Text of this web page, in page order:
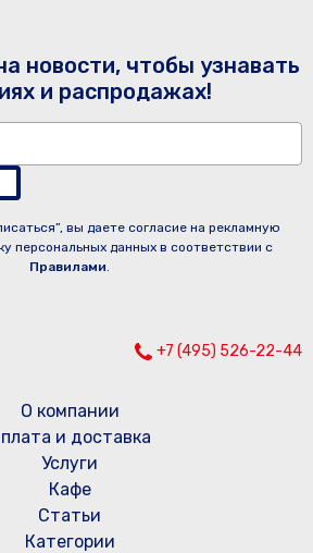
новости, чтобы узнавать
и распродажах!
вы даете согласие на рекламную
персональных данных в соответствии с
Правилами.
+7 (495) 526-22-44
О компании
и доставка
Услуги
Кафе
Статьи
Категории